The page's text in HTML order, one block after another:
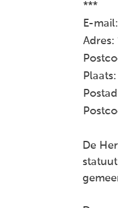
***
E-
Adres:
Plaats:
De